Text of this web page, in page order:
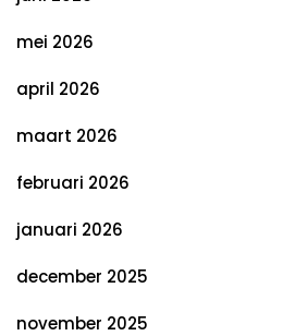
mei 2026
april 2026
maart 2026
februari 2026
januari 2026
december 2025
november 2025